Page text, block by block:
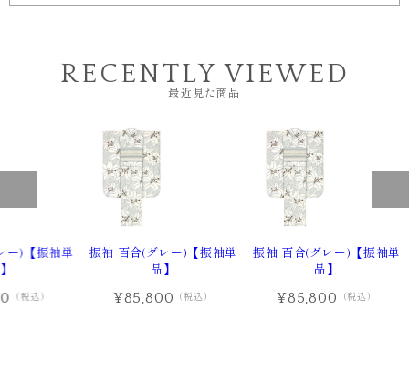
RECENTLY VIEWED
最近見た商品
ー)【振袖単
（税込）
振袖 百合(グレー)【振袖単
品】
¥85,800 （税込）
振袖 百合(グレー)【振袖単
品】
¥85,800 （税込）